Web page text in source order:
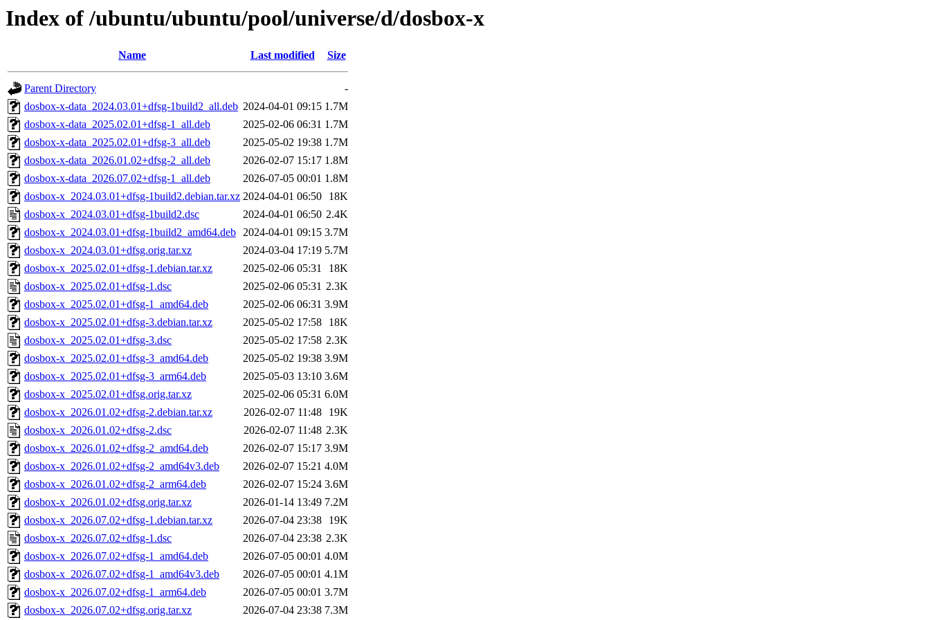
Index of /ubuntu/ubuntu/pool/universe/d/dosbox-x
Name Last modified Size
Parent Directory
-
dosbox-x-data_2024.03.01+dfsg-1build2_all.deb 2024-04-01 09:15 1.7M
dosbox-x-data_2025.02.01+dfsg-1_all.deb
2025-02-06 06:31 1.7M
dosbox-x-data_2025.02.01+dfsg-3_all.deb
2025-05-02 19:38 1.7M
dosbox-x-data_2026.01.02+dfsg-2_all.deb
2026-02-07 15:17 1.8M
dosbox-x-data_2026.07.02+dfsg-1_all.deb
2026-07-05 00:01 1.8M
dosbox-x_2024.03.01+dfsg-1build2.debian.tar.xz 2024-04-01 06:50
18K
dosbox-x_2024.03.01+dfsg-1build2.dsc
2024-04-01 06:50 2.4K
dosbox-x_2024.03.01+dfsg-1build2_amd64.deb 2024-04-01 09:15 3.7M
dosbox-x_2024.03.01+dfsg.orig.tar.xz
2024-03-04 17:19 5.7M
dosbox-x_2025.02.01+dfsg-1.debian.tar.xz
2025-02-06 05:31
18K
dosbox-x_2025.02.01+dfsg-1.dsc
2025-02-06 05:31 2.3K
dosbox-x_2025.02.01+dfsg-1_amd64.deb
2025-02-06 06:31 3.9M
dosbox-x_2025.02.01+dfsg-3.debian.tar.xz
2025-05-02 17:58
18K
dosbox-x_2025.02.01+dfsg-3.dsc
2025-05-02 17:58 2.3K
dosbox-x_2025.02.01+dfsg-3_amd64.deb
2025-05-02 19:38 3.9M
dosbox-x_2025.02.01+dfsg-3_arm64.deb
2025-05-03 13:10 3.6M
dosbox-x_2025.02.01+dfsg.orig.tar.xz
2025-02-06 05:31 6.0M
dosbox-x_2026.01.02+dfsg-2.debian.tar.xz
2026-02-07 11:48
19K
dosbox-x_2026.01.02+dfsg-2.dsc
2026-02-07 11:48 2.3K
dosbox-x_2026.01.02+dfsg-2_amd64.deb
2026-02-07 15:17 3.9M
dosbox-x_2026.01.02+dfsg-2_amd64v3.deb
2026-02-07 15:21 4.0M
dosbox-x_2026.01.02+dfsg-2_arm64.deb
2026-02-07 15:24 3.6M
dosbox-x_2026.01.02+dfsg.orig.tar.xz
2026-01-14 13:49 7.2M
dosbox-x_2026.07.02+dfsg-1.debian.tar.xz
2026-07-04 23:38
19K
dosbox-x_2026.07.02+dfsg-1.dsc
2026-07-04 23:38 2.3K
dosbox-x_2026.07.02+dfsg-1_amd64.deb
2026-07-05 00:01 4.0M
dosbox-x_2026.07.02+dfsg-1_amd64v3.deb
2026-07-05 00:01 4.1M
dosbox-x_2026.07.02+dfsg-1_arm64.deb
2026-07-05 00:01 3.7M
dosbox-x_2026.07.02+dfsg.orig.tar.xz
2026-07-04 23:38 7.3M